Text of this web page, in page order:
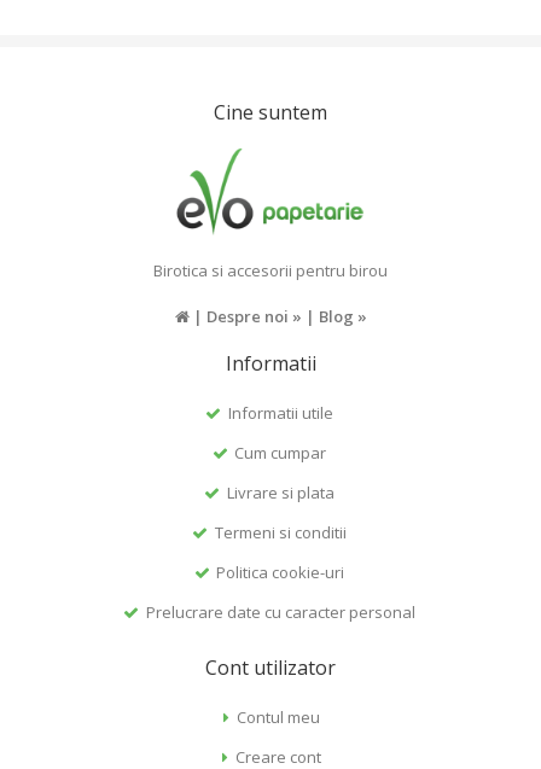
Cine suntem
Birotica si accesorii pentru birou
| Despre noi » | Blog »
Informatii
Informatii utile
Cum cumpar
Livrare si plata
Termeni si conditii
Politica cookie-uri
Prelucrare date cu caracter personal
Cont utilizator
Contul meu
Creare cont